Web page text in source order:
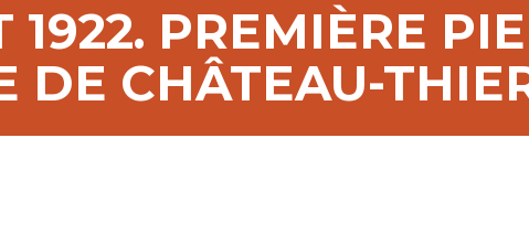
1922. PREMIÈRE
DE CHÂTEAU-